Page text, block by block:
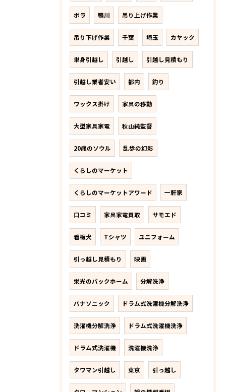
ボラ 鴨川 吊り上げ作業
吊り下げ作業 千葉 埼玉 カヤック
単身引越し 引越し 引越し見積もり
引越し業者安い 都内 釣り
ワックス掛け 家具の移動
大型家具家電 秋山純監督
20歳のソウル 乱歩の幻影
くらしのマーケット
くらしのマーケットアワード 一軒家
口コミ 家具家電買取 サモエド
看板犬 Tシャツ ユニフォーム
引っ越し見積もり 映画
栄光のバックホーム 分解洗浄
パナソニック ドラム式洗濯機分解洗浄
洗濯機分解洗浄 ドラム式洗濯機洗浄
ドラム式洗濯機 洗濯機洗浄
タワマン引越し 東京 引っ越し